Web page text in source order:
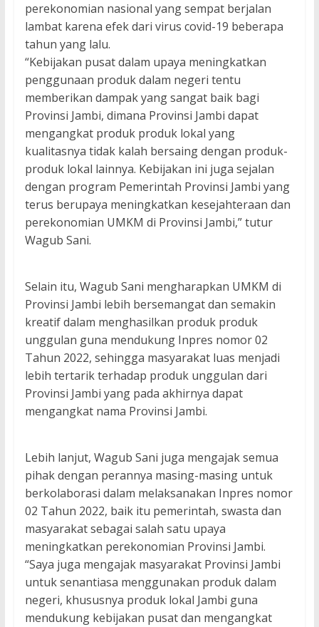
perekonomian nasional yang sempat berjalan
lambat karena efek dari virus covid-19 beberapa
tahun yang lalu.
“Kebijakan pusat dalam upaya meningkatkan
penggunaan produk dalam negeri tentu
memberikan dampak yang sangat baik bagi
Provinsi Jambi, dimana Provinsi Jambi dapat
mengangkat produk produk lokal yang
kualitasnya tidak kalah bersaing dengan produk-
produk lokal lainnya. Kebijakan ini juga sejalan
dengan program Pemerintah Provinsi Jambi yang
terus berupaya meningkatkan kesejahteraan dan
perekonomian UMKM di Provinsi Jambi,” tutur
Wagub Sani.
Selain itu, Wagub Sani mengharapkan UMKM di
Provinsi Jambi lebih bersemangat dan semakin
kreatif dalam menghasilkan produk produk
unggulan guna mendukung Inpres nomor 02
Tahun 2022, sehingga masyarakat luas menjadi
lebih tertarik terhadap produk unggulan dari
Provinsi Jambi yang pada akhirnya dapat
mengangkat nama Provinsi Jambi.
Lebih lanjut, Wagub Sani juga mengajak semua
pihak dengan perannya masing-masing untuk
berkolaborasi dalam melaksanakan Inpres nomor
02 Tahun 2022, baik itu pemerintah, swasta dan
masyarakat sebagai salah satu upaya
meningkatkan perekonomian Provinsi Jambi.
“Saya juga mengajak masyarakat Provinsi Jambi
untuk senantiasa menggunakan produk dalam
negeri, khususnya produk lokal Jambi guna
mendukung kebijakan pusat dan mengangkat